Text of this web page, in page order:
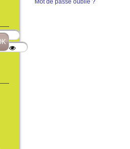
Mot de passe oublié ?